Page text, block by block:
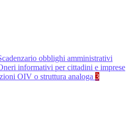
obblighi amministrativi
informativi per cittadini e imprese
OIV o struttura analoga 3